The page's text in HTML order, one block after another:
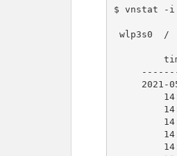
$ vnstat -i